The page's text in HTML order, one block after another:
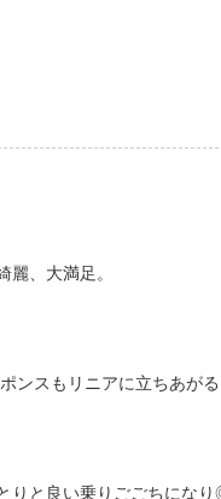
、大満足。
ンスもリニアに立ちあがる
りと良い乗りごごちにな